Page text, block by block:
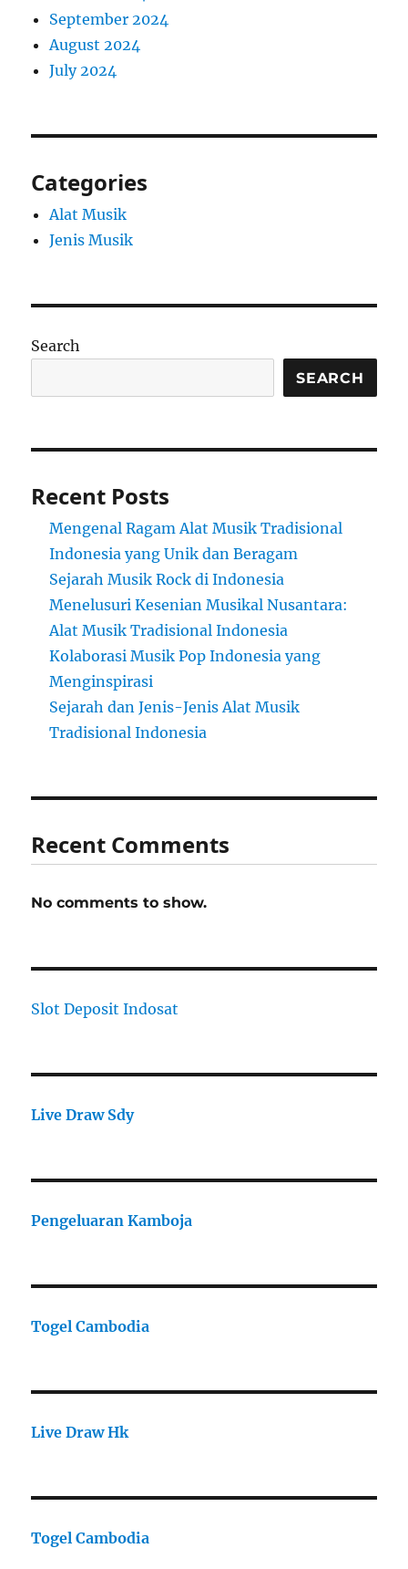
September 2024
August 2024
July 2024
Categories
Alat Musik
Jenis Musik
Search
SEARCH
Recent Posts
Mengenal Ragam Alat Musik Tradisional
Indonesia yang Unik dan Beragam
Sejarah Musik Rock di Indonesia
Menelusuri Kesenian Musikal Nusantara:
Alat Musik Tradisional Indonesia
Kolaborasi Musik Pop Indonesia yang
Menginspirasi
Sejarah dan Jenis-Jenis Alat Musik
Tradisional Indonesia
Recent Comments
No comments to show.
Slot Deposit Indosat
Live Draw Sdy
Pengeluaran Kamboja
Togel Cambodia
Live Draw Hk
Togel Cambodia